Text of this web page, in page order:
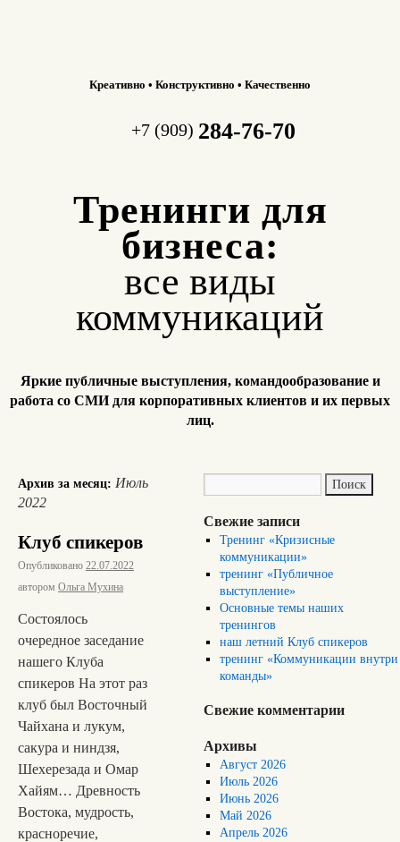
Креативно • Конструктивно • Качественно
+7 (909) 284-76-70
Тренинги для
бизнеса:
все виды
коммуникаций
Яркие публичные выступления, командообразование и
работа со СМИ для корпоративных клиентов и их первых
лиц.
Архив за месяц: Июль
2022
Клуб спикеров
Опубликовано 22.07.2022
автором Ольга Мухина
Состоялось
очередное заседание
нашего Клуба
спикеров На этот раз
клуб был Восточный
Чайхана и лукум,
сакура и ниндзя,
Шехерезада и Омар
Хайям… Древность
Востока, мудрость,
красноречие,
Свежие записи
Тренинг «Кризисные
коммуникации»
тренинг «Публичное
выступление»
Основные темы наших
тренингов
наш летний Клуб спикеров
тренинг «Коммуникации внутри
команды»
Свежие комментарии
Архивы
Август 2026
Июль 2026
Июнь 2026
Май 2026
Апрель 2026